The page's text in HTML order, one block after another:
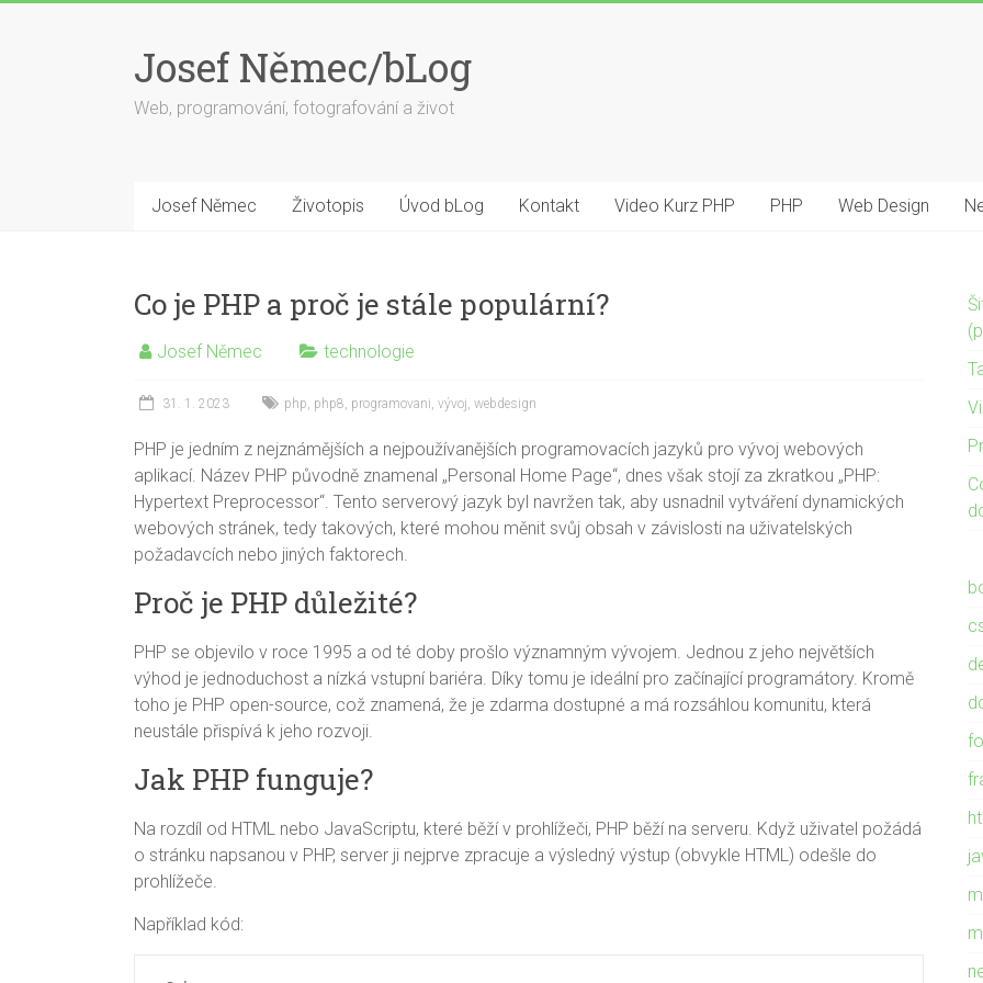
Josef Němec/bLog
Web, programování, fotografování a život
Josef Němec Životopis Úvod bLog Kontakt Video Kurz PHP PHP Web Design
Co je PHP a proč je stále populární?
Josef Němec technologie
31. 1. 2023 php, php8, programovani, vývoj, webdesign
PHP je jedním z nejznámějších a nejpoužívanějších programovacích jazyků pro vývoj webových
aplikací. Název PHP původně znamenal „Personal Home Page“, dnes však stojí za zkratkou „PHP:
Hypertext Preprocessor“. Tento serverový jazyk byl navržen tak, aby usnadnil vytváření dynamických
webových stránek, tedy takových, které mohou měnit svůj obsah v závislosti na uživatelských
požadavcích nebo jiných faktorech.
Proč je PHP důležité?
PHP se objevilo v roce 1995 a od té doby prošlo významným vývojem. Jednou z jeho největších
výhod je jednoduchost a nízká vstupní bariéra. Díky tomu je ideální pro začínající programátory. Kromě
toho je PHP open-source, což znamená, že je zdarma dostupné a má rozsáhlou komunitu, která
neustále přispívá k jeho rozvoji.
Jak PHP funguje?
Na rozdíl od HTML nebo JavaScriptu, které běží v prohlížeči, PHP běží na serveru. Když uživatel požádá
o stránku napsanou v PHP, server ji nejprve zpracuje a výsledný výstup (obvykle HTML) odešle do
prohlížeče.
Například kód: